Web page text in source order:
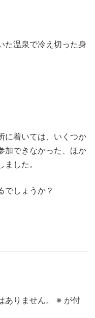
た温泉で冷え切った身
に着いては、いくつか
加できなかった、ほか
した。
でしょうか？
りません。 ※ が付